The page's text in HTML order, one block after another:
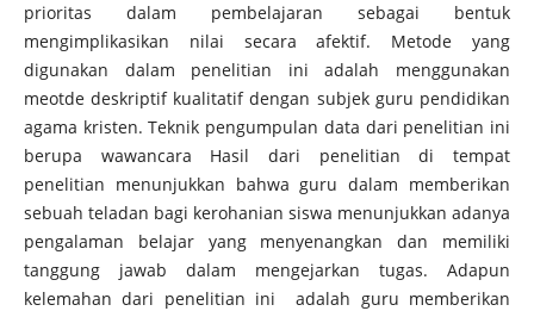
prioritas dalam pembelajaran sebagai bentuk
mengimplikasikan nilai secara afektif. Metode yang
digunakan dalam penelitian ini adalah menggunakan
meotde deskriptif kualitatif dengan subjek guru pendidikan
agama kristen. Teknik pengumpulan data dari penelitian ini
berupa wawancara Hasil dari penelitian di tempat
penelitian menunjukkan bahwa guru dalam memberikan
sebuah teladan bagi kerohanian siswa menunjukkan adanya
pengalaman belajar yang menyenangkan dan memiliki
tanggung jawab dalam mengejarkan tugas. Adapun
kelemahan dari penelitian ini adalah guru memberikan